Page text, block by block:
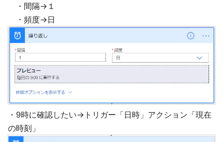
・間隔→１
・頻度→日
・9時に確認したい→トリガー「日時」アクション「現在
の時刻」